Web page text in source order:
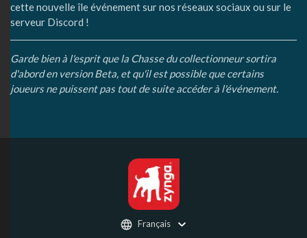
cette nouvelle île événement sur nos réseaux sociaux ou sur le
serveur Discord !
Garde bien à l'esprit que la Chasse du collectionneur sortira
d'abord en version Beta, et qu'il est possible que certains
joueurs ne puissent pas tout de suite accéder à l'événement.
Français